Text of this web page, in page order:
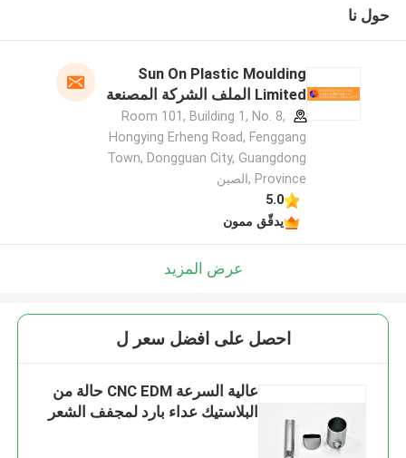
حول نا
Sun On Plastic Moulding
Limited الملف الشركة المصنعة
Room 101, Building 1, No. 8,
Hongying Erheng Road, Fenggang
Town, Dongguan City, Guangdong
Province ,الصين
5.0
يدقّق ممون
عرض المزيد
احصل على افضل سعر ل
عالية السرعة CNC EDM حالة من
البلاستيك عداء بارد لمجفف الشعر